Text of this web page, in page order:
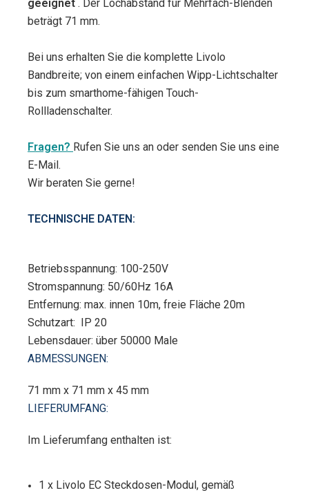
geeignet . Der Lochabstand für Mehrfach-Blenden
beträgt 71 mm.
Bei uns erhalten Sie die komplette Livolo
Bandbreite; von einem einfachen Wipp-Lichtschalter
bis zum smarthome-fähigen Touch-
Rollladenschalter.
Fragen? Rufen Sie uns an oder senden Sie uns eine
E-Mail.
Wir beraten Sie gerne!
TECHNISCHE DATEN:
Betriebsspannung: 100-250V
Stromspannung: 50/60Hz 16A
Entfernung: max. innen 10m, freie Fläche 20m
Schutzart: IP 20
Lebensdauer: über 50000 Male
ABMESSUNGEN:
71 mm x 71 mm x 45 mm
LIEFERUMFANG:
Im Lieferumfang enthalten ist:
1 x Livolo EC Steckdosen-Modul, gemäß